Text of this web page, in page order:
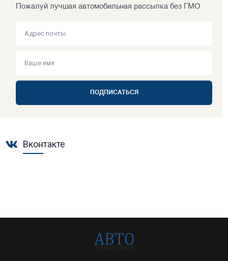
Пожалуй лучшая автомобильная рассылка без ГМО
ПОДПИСАТЬСЯ
Вконтакте